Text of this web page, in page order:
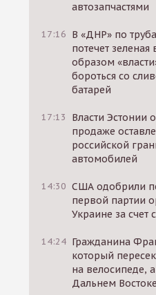
автозапчастями
17:16 В «ДНР» по
потечет
образом
бороться со
батарей
17:13
Власти Эстонии
продаже
российской
автомобилей
14:30 США одобрили
первой партии
Украине за счет
14:24 Гражданина
который
на велосипеде,
Дальнем Востоке